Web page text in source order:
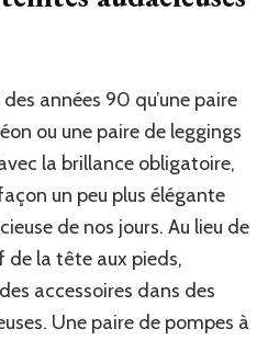
années 90 qu’une paire
ou une paire de leggings
la brillance obligatoire,
un peu plus élégante
de nos jours. Au lieu de
de la tête aux pieds,
accessoires dans des
Une paire de pompes à